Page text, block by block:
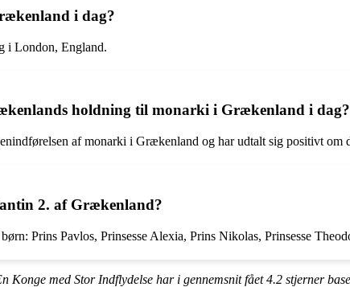
i dag?
i London, England.
holdning til monarki i Grækenland i dag?
af monarki i Grækenland og har udtalt sig positivt om
2. af Grækenland?
Prins Pavlos, Prinsesse Alexia, Prins Nikolas, Prinsesse
Konge med Stor Indflydelse har i gennemsnit fået4.2 stjerner